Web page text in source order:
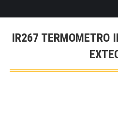
IR267 TERMOMETRO